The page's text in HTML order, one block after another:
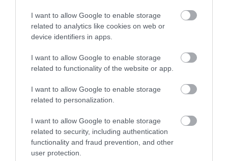
I want to allow Google to enable storage
related to analytics like cookies on web or
device identifiers in apps.
I want to allow Google to enable storage
related to functionality of the website or app.
I want to allow Google to enable storage
related to personalization.
I want to allow Google to enable storage
related to security, including authentication
functionality and fraud prevention, and other
user protection.
Sior korábbi munkái itt érhetők el az Egri
Ügyeken, de ha az újabbakra is kíváncsiak
a facebook felületén is felkereshetitek.
TOVÁBB...
1 2 3 4 5